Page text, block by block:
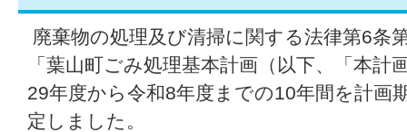
廃棄物の処理及び清掃に関する法律第6条
「葉山町ごみ処理基本計画（以下、「本計
29年度から令和8年度までの10年間を計画
定しました。